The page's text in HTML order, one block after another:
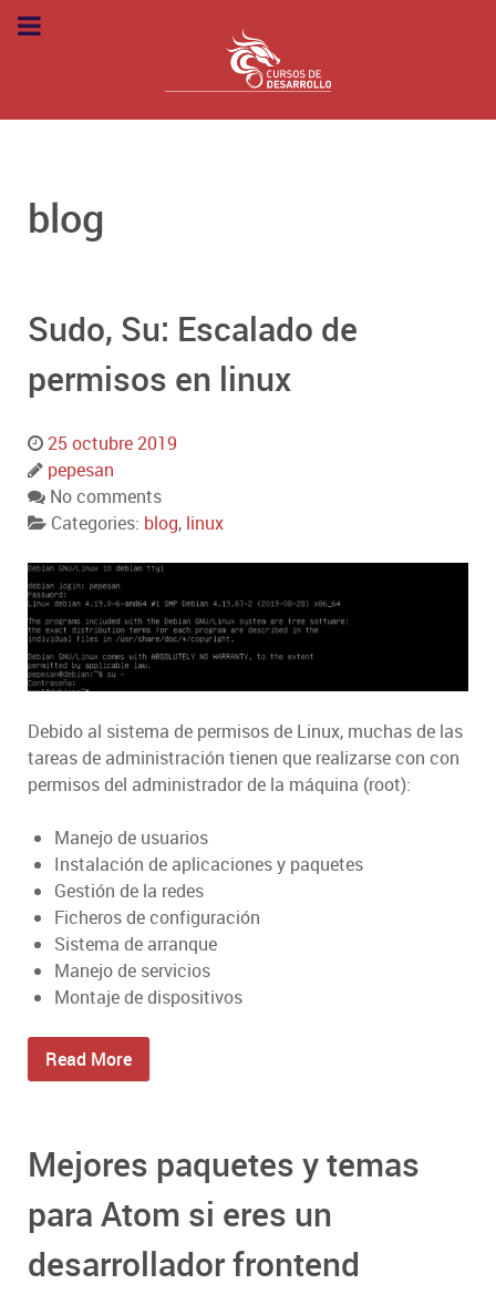
blog
Sudo, Su: Escalado de
permisos en linux
25 octubre 2019
pepesan
No comments
Categories: blog, linux
Debido al sistema de permisos de Linux, muchas de las
tareas de administración tienen que realizarse con con
permisos del administrador de la máquina (root):
Manejo de usuarios
Instalación de aplicaciones y paquetes
Gestión de la redes
Ficheros de configuración
Sistema de arranque
Manejo de servicios
Montaje de dispositivos
Read More
Mejores paquetes y temas
para Atom si eres un
desarrollador frontend